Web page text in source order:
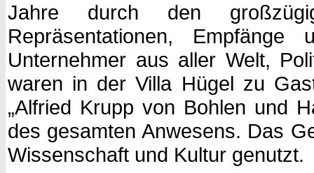
Jahre durch den
Repräsentationen,
Unternehmer aus aller Welt,
waren in der Villa Hügel zu
„Alfried Krupp von Bohlen und
des gesamten Anwesens. Das
Wissenschaft und Kultur genutzt.